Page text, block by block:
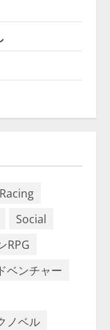
Racing
Social
RPG
ベンチャー
ノベル